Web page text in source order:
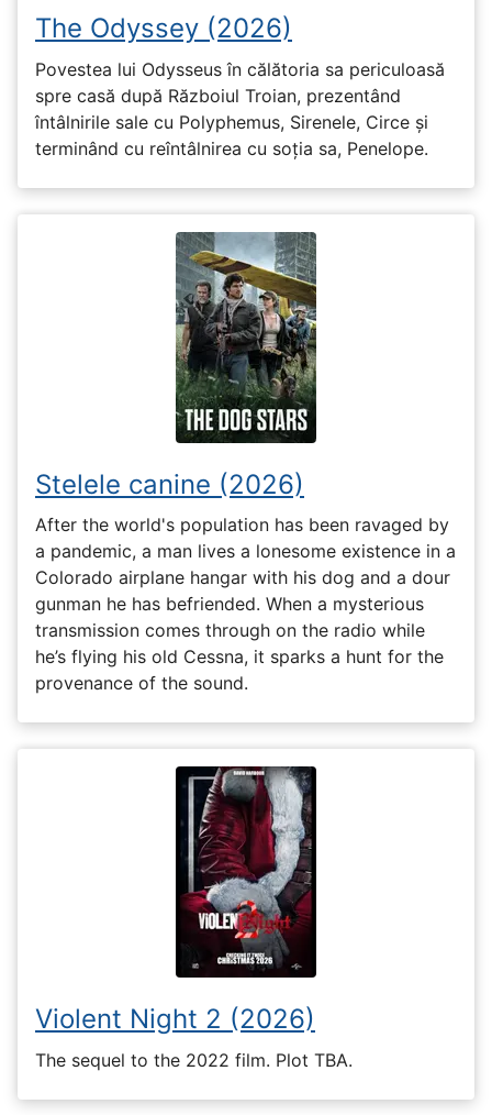
The Odyssey (2026)
Povestea lui Odysseus în călătoria sa periculoasă
spre casă după Războiul Troian, prezentând
întâlnirile sale cu Polyphemus, Sirenele, Circe și
terminând cu reîntâlnirea cu soția sa, Penelope.
Stelele canine (2026)
After the world's population has been ravaged by
a pandemic, a man lives a lonesome existence in a
Colorado airplane hangar with his dog and a dour
gunman he has befriended. When a mysterious
transmission comes through on the radio while
he’s flying his old Cessna, it sparks a hunt for the
provenance of the sound.
Violent Night 2 (2026)
The sequel to the 2022 film. Plot TBA.